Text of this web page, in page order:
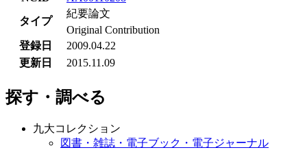
タイプ
紀要論文
Original Contribution
登録日
2009.04.22
更新日
2015.11.09
探す・調べる
九大コレクション
図書・雑誌・電子ブック・電子ジャーナル